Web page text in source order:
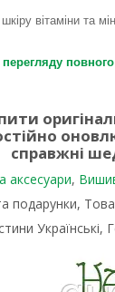
вітаміни та
справжні
аксесуари,
подарунки,
Українські,